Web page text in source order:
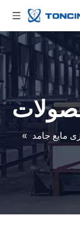
مایع جامد »